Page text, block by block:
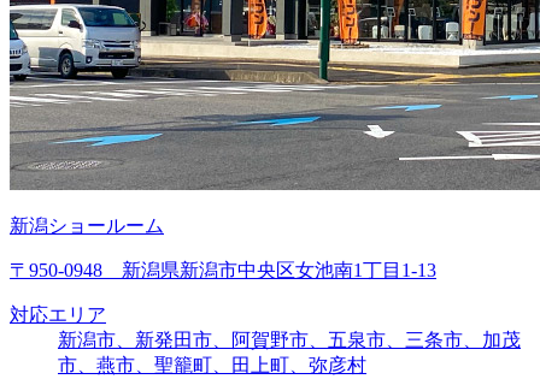
新潟ショールーム
〒950-0948 新潟県新潟市中央区女池南1丁目1-13
対応エリア
新潟市、新発田市、阿賀野市、五泉市、三条市、加茂
市、燕市、聖籠町、田上町、弥彦村